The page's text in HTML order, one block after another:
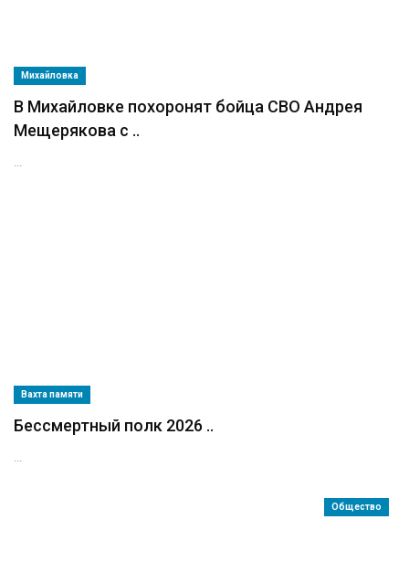
Михайловка
В Михайловке похоронят бойца СВО Андрея
Мещерякова с ..
...
Вахта памяти
Бессмертный полк 2026 ..
...
Общество